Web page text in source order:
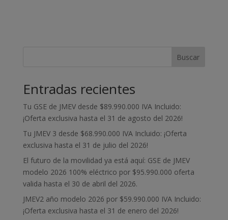
Buscar
Entradas recientes
Tu GSE de JMEV desde $89.990.000 IVA Incluido:
¡Oferta exclusiva hasta el 31 de agosto del 2026!
Tu JMEV 3 desde $68.990.000 IVA Incluido: ¡Oferta
exclusiva hasta el 31 de julio del 2026!
El futuro de la movilidad ya está aquí: GSE de JMEV
modelo 2026 100% eléctrico por $95.990.000 oferta
valida hasta el 30 de abril del 2026.
JMEV2 año modelo 2026 por $59.990.000 IVA Incluido:
¡Oferta exclusiva hasta el 31 de enero del 2026!